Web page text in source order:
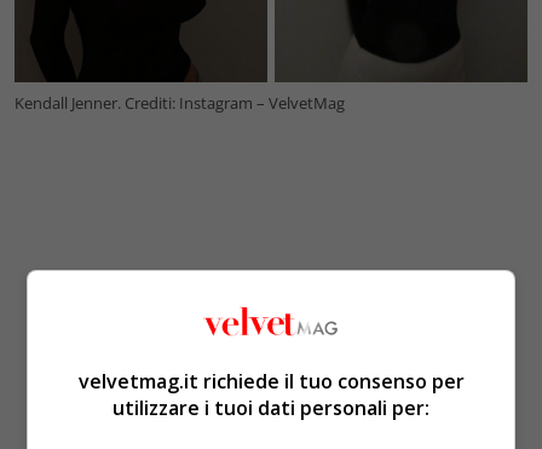
Kendall Jenner. Crediti: Instagram – VelvetMag
velvetmag.it richiede il tuo consenso per
utilizzare i tuoi dati personali per: